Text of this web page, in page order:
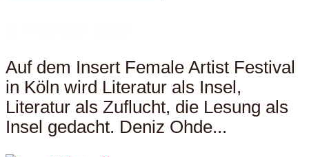
Auf dem Insert Female Artist Festival
in Köln wird Literatur als Insel,
Literatur als Zuflucht, die Lesung als
Insel gedacht. Deniz Ohde...